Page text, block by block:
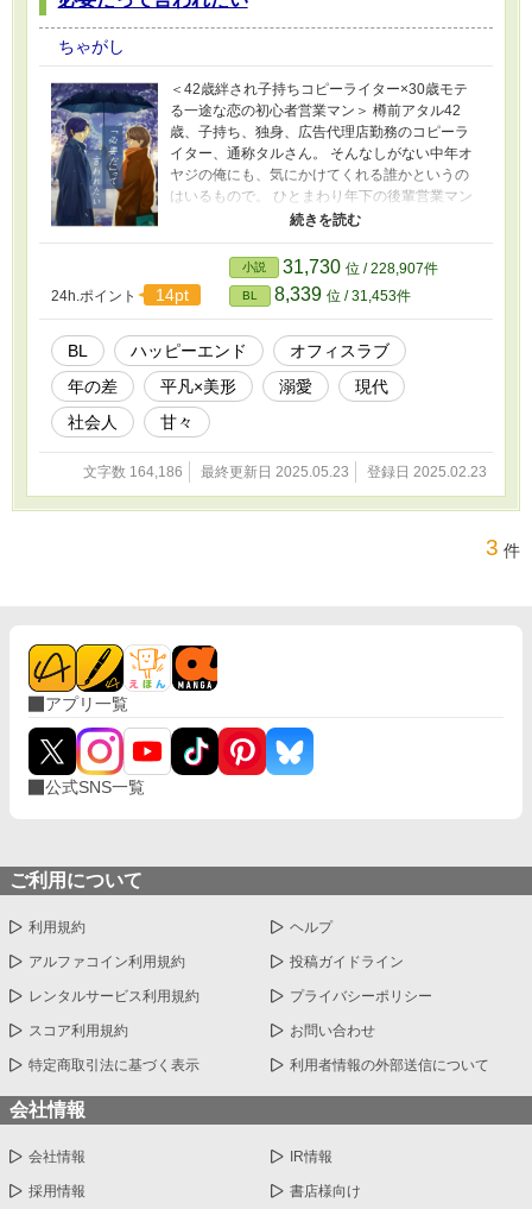
ちゃがし
＜42歳絆され子持ちコピーライター×30歳モテ
る一途な恋の初心者営業マン＞ 樽前アタル42
歳、子持ち、独身、広告代理店勤務のコピーラ
イター、通称タルさん。 そんなしがない中年オ
ヤジの俺にも、気にかけてくれる誰かというの
はいるもので。 ひとまわり年下の後輩営業マン
麝香要は、見た目がよく、仕事が出来、モテ盛
んに毎年バレンタインチョコを渡してくれる。
それがこの5年間、ずっと俺の心の支えになって
いた。 5年間変わらずに待ち続けてくれたから、
今度は俺が少しずつその気持ちに答えていきた
いと思う。 樽前 アタル（たるまえ あたる）42
歳 広告代理店のコピーライター、通称タルさ
ん。 妻を亡くしてからの10年間、高校生の一人
息子、凛太郎とふたりで暮らしてきた。 息子が
成人するまでは一番近くで見守りたいと願って
いるため、社内外の交流はほとんど断ってい
る。 ５年間、バレンタインの日にだけアプロー
チしてくる一回り年下の後輩営業マンが可愛い
けれど、今はまだ息子が優先。 春からは息子が
拒まず去る者追わずのスタンスなので経験人数
は多いけれど、 タルさんに出会うまで、自分か
ら人を好きになったことも、本気の恋もしたこ
をしているタルさん。 １年間溜めに溜めた勇気
を振り絞って、毎年バレンタインの日にだけア
プローチをする。 この５年間、毎年食事に誘っ
24h.ポイント 14pt
小説 31,730 位 / 228,907件
BL 8,339 位 / 31,453件
BL ハッピーエンド
オフィスラブ
年の差
平凡×美形 溺愛
現代
社会人
甘々
文字数 164,186 最終更新日 2025.05.23 登録日 2025.02.23
3 件
アプリ一覧
公式SNS一覧
ご利用について
利用規約 ヘルプ
アルファコイン利用規約 投稿ガイドライン
レンタルサービス利用規約 プライバシーポリシー
スコア利用規約 お問い合わせ
特定商取引法に基づく表示 利用者情報の外部送信について
会社情報
会社情報 IR情報
採用情報 書店様向け